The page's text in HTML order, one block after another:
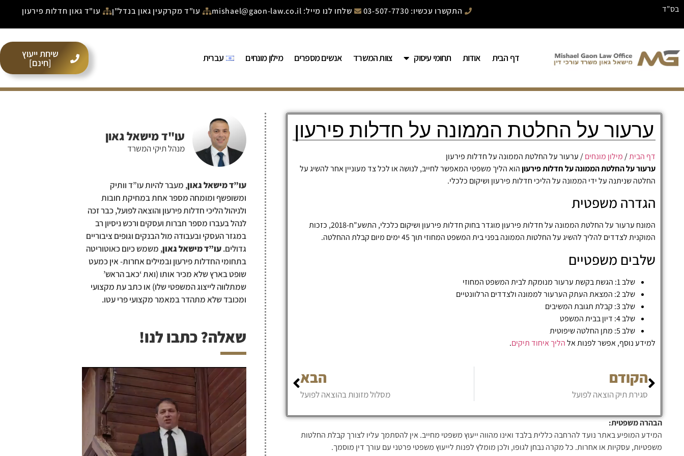
בס"ד התקשרו עכשיו: 03-507-7730 שלחו לנו מייל: mishael@gaon-law.co.il עו"ד מקרקעין גאון בנדל"ן עו"ד גאון חדלות פירעון
דף הבית אודות תחומי עיסוק צוות המשרד אנשים מספרים מילון מונחים עברית שיחת ייעוץ
[חינם]
ערעור על החלטת הממונה על חדלות פירעון
דף הבית/ מילון מונחים/ ערעור על החלטת הממונה על חדלות פירעון
ערעור על החלטת הממונה על חדלות פירעוןהוא הליך משפטי המאפשר לחייב, לנושה או לכל צד מעוניין אחר להשיג על
החלטה שניתנה על ידי הממונה על הליכי חדלות פירעון ושיקום כלכלי.
הגדרה משפטית
המונח ערעור על החלטת הממונה על חדלות פירעון מוגדר בחוק חדלות פירעון ושיקום כלכלי, התשע"ח-2018, כזכות
המוקנית לצדדים להליך להשיג על החלטות הממונה בפני בית המשפט המחוזי תוך 45 ימים מיום קבלת ההחלטה.
שלבים משפטיים
שלב 1: הגשת בקשת ערעור מנומקת לבית המשפט המחוזי
שלב 2: המצאת העתק הערעור לממונה ולצדדים הרלוונטיים
שלב 3: קבלת תגובת המשיבים
שלב 4: דיון בבית המשפט
שלב 5: מתן החלטה שיפוטית
למידע נוסף, אפשר לפנות אלהליך איחוד תיקים.
הקודם
סגירת תיק הוצאה לפועל
הבא
מסלול מזונות בהוצאה לפועל
הבהרה משפטית:
המידע המופיע באתר נועד להרחבה כללית בלבד ואינו מהווה ייעוץ משפטי מחייב. אין להסתמך עליו לצורך קבלת החלטות
משפטיות, עסקיות או אחרות. כל מקרה נבחן לגופו, ולכן מומלץ לפנות לייעוץ משפטי פרטני עם עורך דין מוסמך.
עו"ד מישאל גאון
מנהל תיקי המשרד
עו”ד מישאל גאון, מעבר להיות עו”ד וותיק
ומשופשף ומומחה מספר אחת במחיקת חובות
ולניהול הליכי חדלות פירעון והוצאה לפועל, כבר זכה
לנהל בעברו מספר חברות ועסקים ורכש ניסיון רב
במגזר העסקי ובעבודה מול הבנקים וגופים ציבוריים
גדולים.עו”ד מישאל גאון, משמש כיום כאוטוריטה
בתחומי החדלות פירעון ובמילים אחרות- אין כמעט
שופט בארץ שלא מכיר אותו (ואת ‘כאב הראש’
שמתלווה לייצוג המשפטי שלו) או כתב עת מקצועי
ומכובד שלא מתהדר במאמר מקצועי פרי עטו.
שאלה? כתבו לנו!